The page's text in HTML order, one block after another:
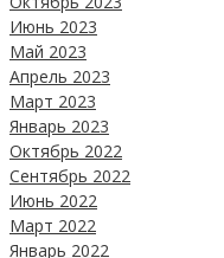
Июнь 2023
Май 2023
Апрель 2023
Март 2023
Январь 2023
Октябрь 2022
Сентябрь 2022
Июнь 2022
Март 2022
Январь 2022